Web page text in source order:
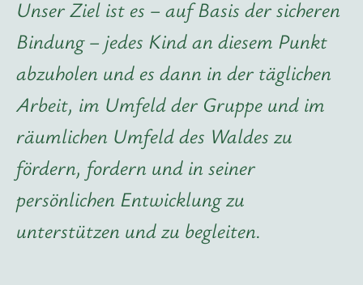
Unser Ziel ist es – auf Basis der sicheren
Bindung – jedes Kind an diesem Punkt
abzuholen und es dann in der täglichen
Arbeit, im Umfeld der Gruppe und im
räumlichen Umfeld des Waldes zu
fördern, fordern und in seiner
persönlichen Entwicklung zu
unterstützen und zu begleiten.